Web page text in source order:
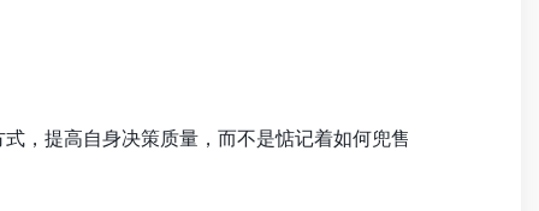
，提高自身决策质量，而不是惦记着如何兜售